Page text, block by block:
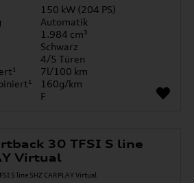
150 kW (204 PS)
Automatik
1.984 cm³
Schwarz
4/5 Türen
7l/100 km
160g/km
F
30 TFSI S line
Virtual